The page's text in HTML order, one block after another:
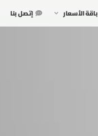
باقة الأسعار إتصل بنا